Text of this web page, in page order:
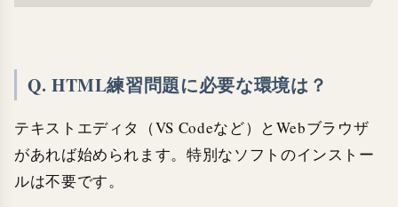
Q. HTML練習問題に必要な環境は？
テキストエディタ（VS Codeなど）とWebブラウザ
があれば始められます。特別なソフトのインストー
ルは不要です。